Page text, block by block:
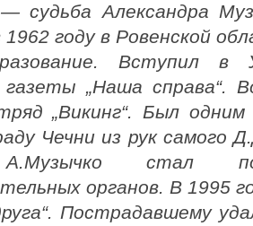
судьба Александра
1962 году в Ровенской
Вступил
„Наша справа“.
„Викинг“. Был
Чечни из рук самого
стал
органов. В 1995
Пострадавшему